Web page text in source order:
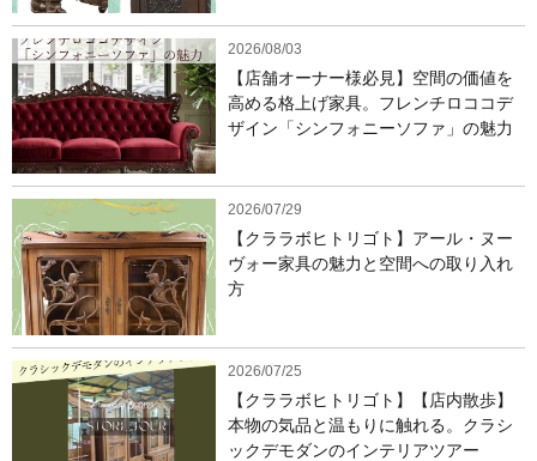
2026/08/03
【店舗オーナー様必見】空間の価値を
高める格上げ家具。フレンチロココデ
ザイン「シンフォニーソファ」の魅力
2026/07/29
【クララボヒトリゴト】アール・ヌー
ヴォー家具の魅力と空間への取り入れ
方
2026/07/25
【クララボヒトリゴト】【店内散歩】
本物の気品と温もりに触れる。クラシ
ックデモダンのインテリアツアー